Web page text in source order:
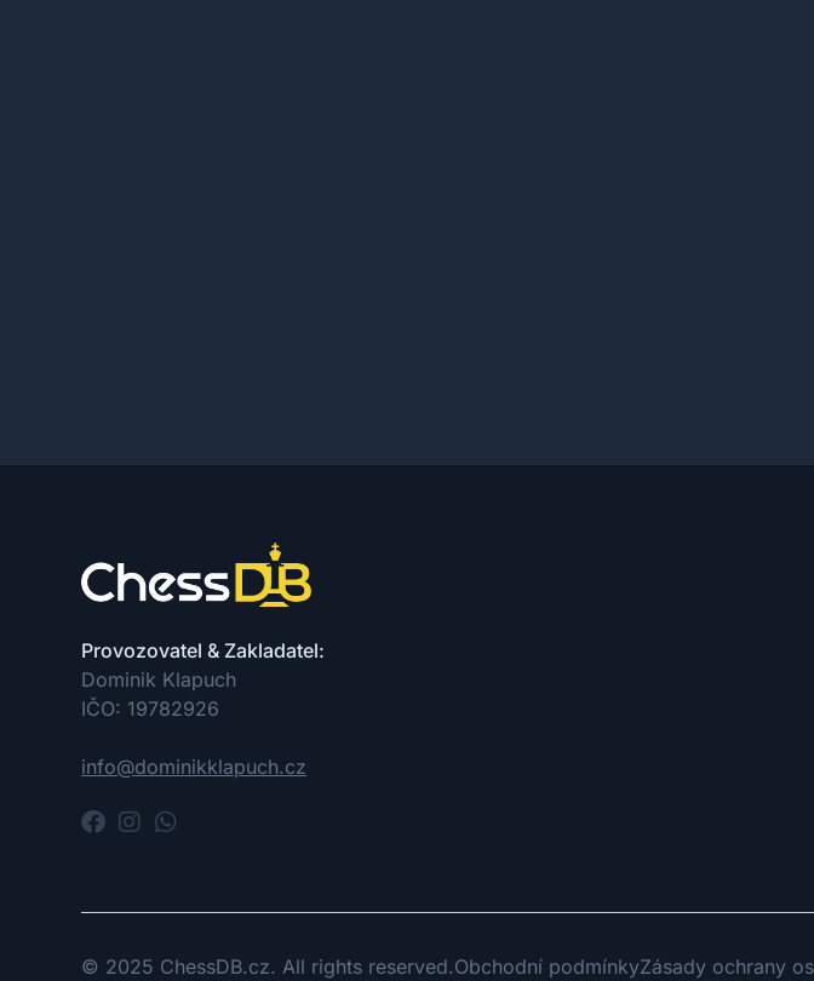
Provozovatel & Zakladatel:
Dominik Klapuch
IČO: 19782926
info@dominikklapuch.cz
© 2025 ChessDB.cz. All rights reserved.Obchodní podmínkyZásady ochrany